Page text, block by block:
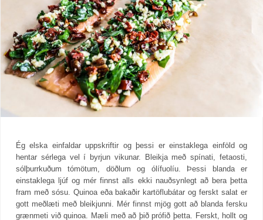
Ég elska einfaldar uppskriftir og þessi er einstaklega einföld og
hentar sérlega vel í byrjun vikunar. Bleikja með spínati, fetaosti,
sólþurrkuðum tómötum, döðlum og ólífuolíu. Þessi blanda er
einstaklega ljúf og mér finnst alls ekki nauðsynlegt að bera þetta
fram með sósu. Quinoa eða bakaðir kartöflubátar og ferskt salat er
gott meðlæti með bleikjunni. Mér finnst mjög gott að blanda fersku
grænmeti við quinoa. Mæli með að þið prófið þetta. Ferskt, hollt og